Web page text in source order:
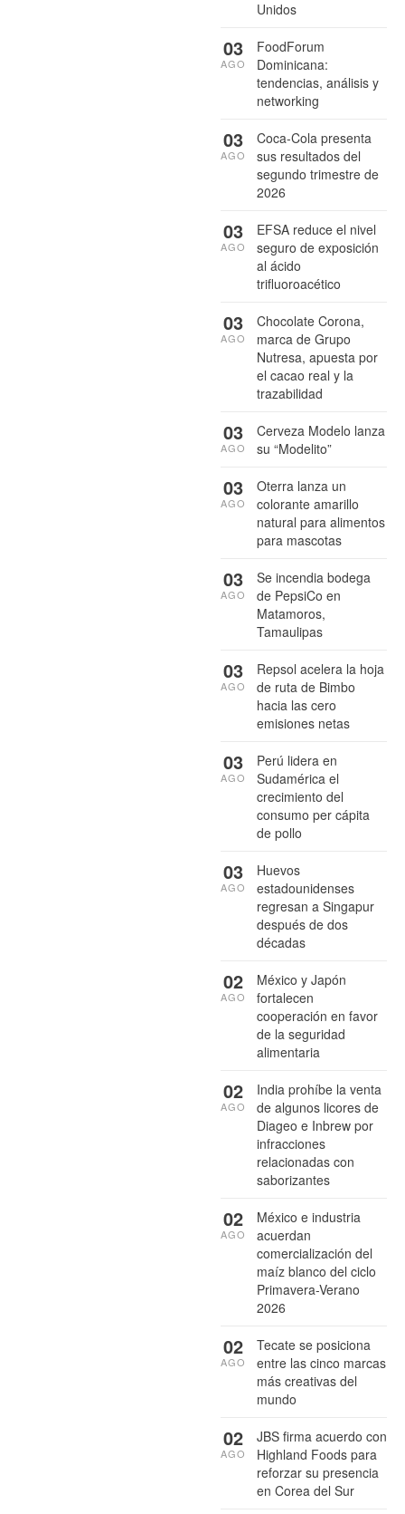
Unidos
FoodForum
Dominicana:
tendencias, análisis y
networking
03
AGO
Coca-Cola presenta
sus resultados del
segundo trimestre de
2026
03
AGO
EFSA reduce el nivel
seguro de exposición
al ácido
trifluoroacético
03
AGO
Chocolate Corona,
marca de Grupo
Nutresa, apuesta por
el cacao real y la
trazabilidad
03
AGO
Cerveza Modelo lanza
su “Modelito”
03
AGO
Oterra lanza un
colorante amarillo
natural para alimentos
para mascotas
03
AGO
Se incendia bodega
de PepsiCo en
Matamoros,
Tamaulipas
03
AGO
Repsol acelera la hoja
de ruta de Bimbo
hacia las cero
emisiones netas
03
AGO
Perú lidera en
Sudamérica el
crecimiento del
consumo per cápita
de pollo
03
AGO
Huevos
estadounidenses
regresan a Singapur
después de dos
décadas
03
AGO
México y Japón
fortalecen
cooperación en favor
de la seguridad
alimentaria
02
AGO
India prohíbe la venta
de algunos licores de
Diageo e Inbrew por
infracciones
relacionadas con
saborizantes
02
AGO
México e industria
acuerdan
comercialización del
maíz blanco del ciclo
Primavera-Verano
2026
02
AGO
Tecate se posiciona
entre las cinco marcas
más creativas del
mundo
02
AGO
JBS firma acuerdo con
Highland Foods para
reforzar su presencia
en Corea del Sur
02
AGO